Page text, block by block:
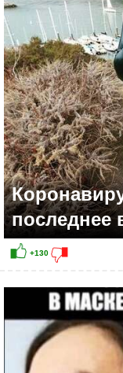
+40
последнее